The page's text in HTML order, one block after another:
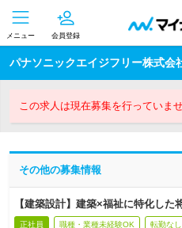
メニュー 会員登録
パナソニックエイジフリー株式会
この求人は現在募集を行っていませ
その他の募集情報
【建築設計】建築×福祉に特化した
正社員 職種・業種未経験OK 転勤なし